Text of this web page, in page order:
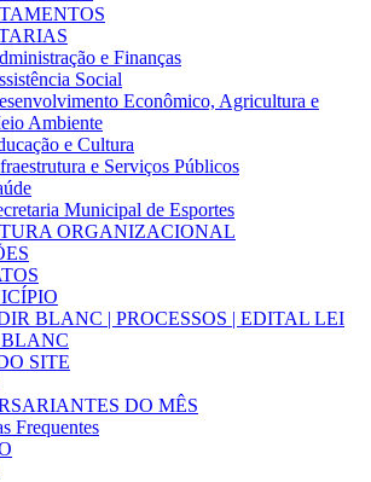
e Finanças
Social
Econômico, Agricultura e
Ambiente
e Cultura
e Serviços Públicos
Municipal de Esportes
ORGANIZACIONAL
BLANC | PROCESSOS | EDITAL LEI
SITE
DO MÊS
Frequentes